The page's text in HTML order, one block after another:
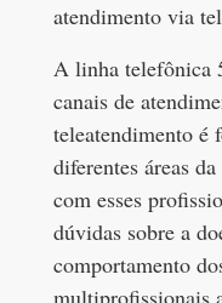
atendimento via
A linha telefônica
canais de
teleatendimento é
diferentes áreas
com esses
dúvidas sobre a
comportamento
multiprofissionais